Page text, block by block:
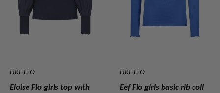
LIKE FLO
Eloise Flo girls top with
LIKE FLO
Eef Flo girls basic rib coll